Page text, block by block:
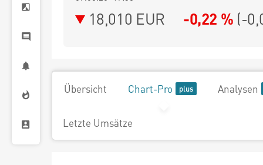
18,010 EUR -0,22 % (-
Übersicht Chart-Pro Analysen
Letzte Umsätze